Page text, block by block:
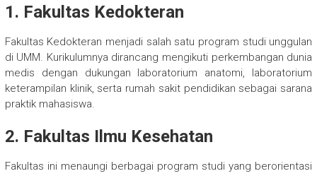
1. Fakultas Kedokteran
Fakultas Kedokteran menjadi salah satu program studi unggulan
di UMM. Kurikulumnya dirancang mengikuti perkembangan dunia
medis dengan dukungan laboratorium anatomi, laboratorium
keterampilan klinik, serta rumah sakit pendidikan sebagai sarana
praktik mahasiswa.
2. Fakultas Ilmu Kesehatan
Fakultas ini menaungi berbagai program studi yang berorientasi